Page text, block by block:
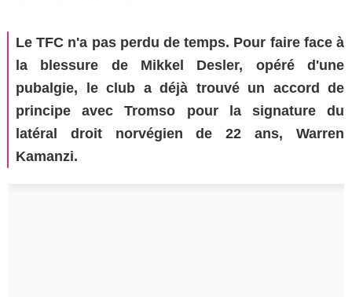
Le TFC n'a pas perdu de temps. Pour faire face à
la blessure de Mikkel Desler, opéré d'une
pubalgie, le club a déjà trouvé un accord de
principe avec Tromso pour la signature du
latéral droit norvégien de 22 ans, Warren
Kamanzi.